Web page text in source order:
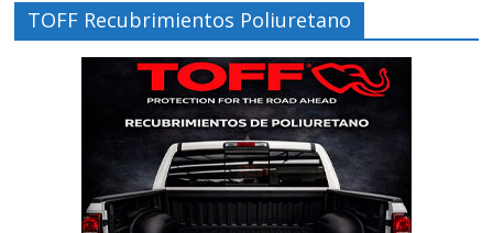
TOFF Recubrimientos Poliuretano